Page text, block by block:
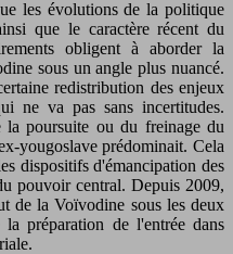
les évolutions de la politique
que le caractère récent du
obligent à aborder la
sous un angle plus nuancé.
redistribution des enjeux
ne va pas sans incertitudes.
la poursuite ou du freinage du
yougoslave prédominait. Cela
dispositifs d'émancipation des
pouvoir central. Depuis 2009,
de la Voïvodine sous les deux
la préparation de l'entrée dans